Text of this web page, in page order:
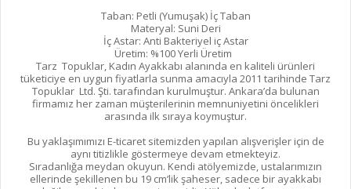
Taban: Petli (Yumuşak) İç Taban
Materyal: Suni Deri
İç Astar: Anti Bakteriyel iç Astar
Üretim: %100 Yerli Üretim
Tarz Topuklar, Kadın Ayakkabı alanında en kaliteli ürünleri
tüketiciye en uygun fiyatlarla sunma amacıyla 2011 tarihinde Tarz
Topuklar Ltd. Şti. tarafından kurulmuştur. Ankara’da bulunan
firmamız her zaman müşterilerinin memnuniyetini öncelikleri
arasında ilk sıraya koymuştur.
Bu yaklaşımımızı E-ticaret sitemizden yapılan alışverişler için de
aynı titizlikle göstermeye devam etmekteyiz.
Sıradanlığa meydan okuyun. Kendi atölyemizde, ustalarımızın
ellerinde şekillenen bu 19 cm’lik şaheser, sadece bir ayakkabı